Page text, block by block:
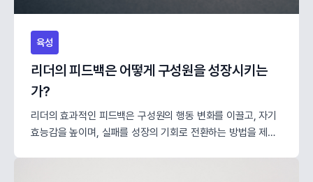
육성
리더의 피드백은 어떻게 구성원을 성장시키는
가?
리더의 효과적인 피드백은 구성원의 행동 변화를 이끌고, 자기
효능감을 높이며, 실패를 성장의 기회로 전환하는 방법을 제시